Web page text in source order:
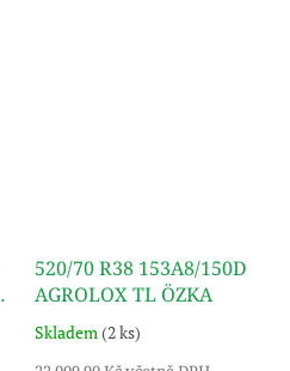
520/70 R38 153A8/150D
AGROLOX TL ÖZKA
Skladem(2 ks)